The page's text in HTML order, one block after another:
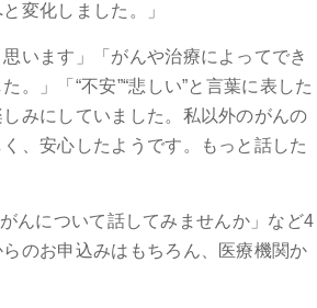
変化しました。」
います」「がんや治療によってでき
」「“不安”“悲しい”と言葉に表した
みにしていました。私以外のがんの
、安心したようです。もっと話した
んについて話してみませんか」など4
のお申込みはもちろん、医療機関か